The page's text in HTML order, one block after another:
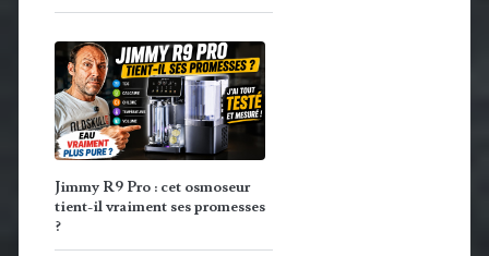
Jimmy R9 Pro : cet osmoseur
tient-il vraiment ses promesses
?